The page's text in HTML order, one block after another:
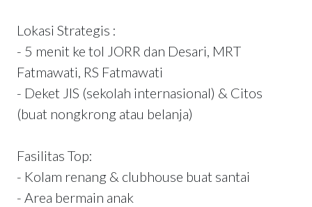
Lokasi Strategis :
- 5 menit ke tol JORR dan Desari, MRT
Fatmawati, RS Fatmawati
- Deket JIS (sekolah internasional) & Citos
(buat nongkrong atau belanja)
Fasilitas Top:
- Kolam renang & clubhouse buat santai
- Area bermain anak